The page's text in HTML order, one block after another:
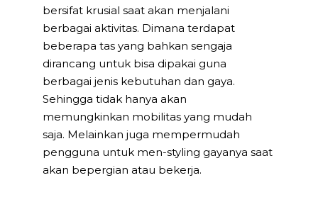
bersifat krusial saat akan menjalani
berbagai aktivitas. Dimana terdapat
beberapa tas yang bahkan sengaja
dirancang untuk bisa dipakai guna
berbagai jenis kebutuhan dan gaya.
Sehingga tidak hanya akan
memungkinkan mobilitas yang mudah
saja. Melainkan juga mempermudah
pengguna untuk men-styling gayanya saat
akan bepergian atau bekerja.